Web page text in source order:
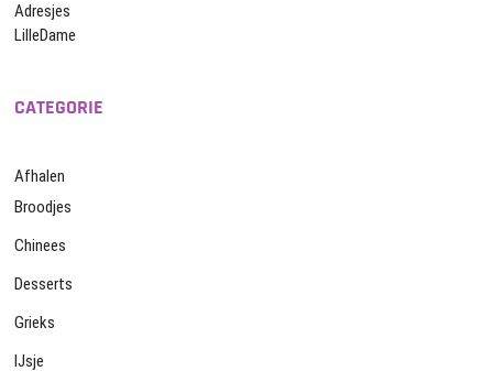
Adresjes
LilleDame
CATEGORIE
Afhalen
Broodjes
Chinees
Desserts
Grieks
IJsje